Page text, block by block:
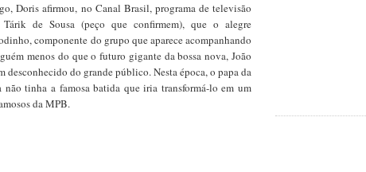
Doris afirmou, no Canal Brasil, programa de televisão
Tárik de Sousa (peço que confirmem), que o alegre
componente do grupo que aparece acompanhando
menos do que o futuro gigante da bossa nova, João
desconhecido do grande público. Nesta época, o papa da
não tinha a famosa batida que iria transformá-lo em um
da MPB.